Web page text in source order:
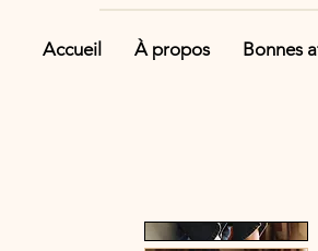
Accueil À propos Bonnes